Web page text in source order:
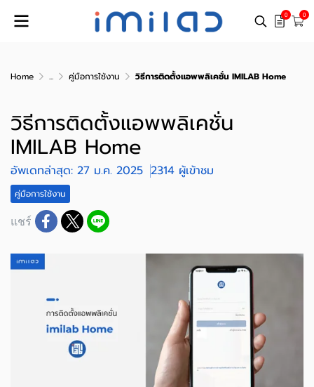
0 0
Home ... คู่มือการใช้งาน วิธีการติดตั้งแอพพลิเคชั่น IMILAB Home
วิธีการติดตั้งแอพพลิเคชั่น
IMILAB Home
อัพเดทล่าสุด: 27 ม.ค. 2025 2314 ผู้เข้าชม
คู่มือการใช้งาน
แชร์